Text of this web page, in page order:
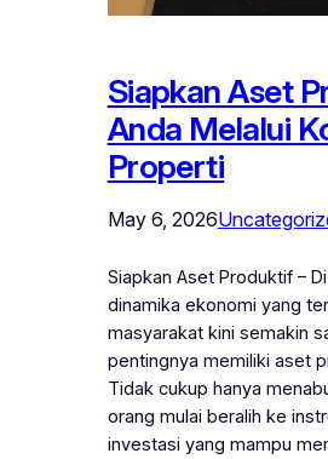
Siapkan Aset
Anda Melalui
Properti
May 6, 2026
Siapkan Aset Produktif –
dinamika ekonomi yang
masyarakat kini semakin
pentingnya memiliki aset
Tidak cukup hanya
orang mulai beralih ke
investasi yang mampu